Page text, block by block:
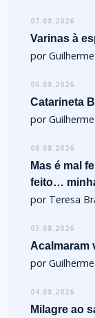
07.08.2026
Varinas à
por
06.08.2026
Catarineta
por
06.08.2026
Mas é mal
feito…
por Teresa
05.08.2026
Acalmaram
por
04.08.2026
Milagre ao